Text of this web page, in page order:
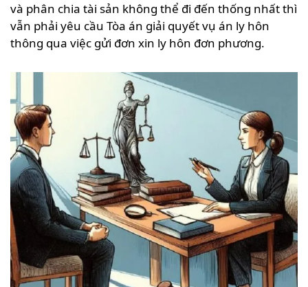
và phân chia tài sản không thể đi đến thống nhất thì
vẫn phải yêu cầu Tòa án giải quyết vụ án ly hôn
thông qua việc gửi đơn xin ly hôn đơn phương.